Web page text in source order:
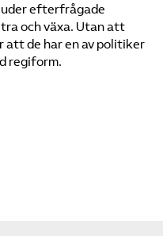
efterfrågade
och växa. Utan att
de har en av politiker
regiform.